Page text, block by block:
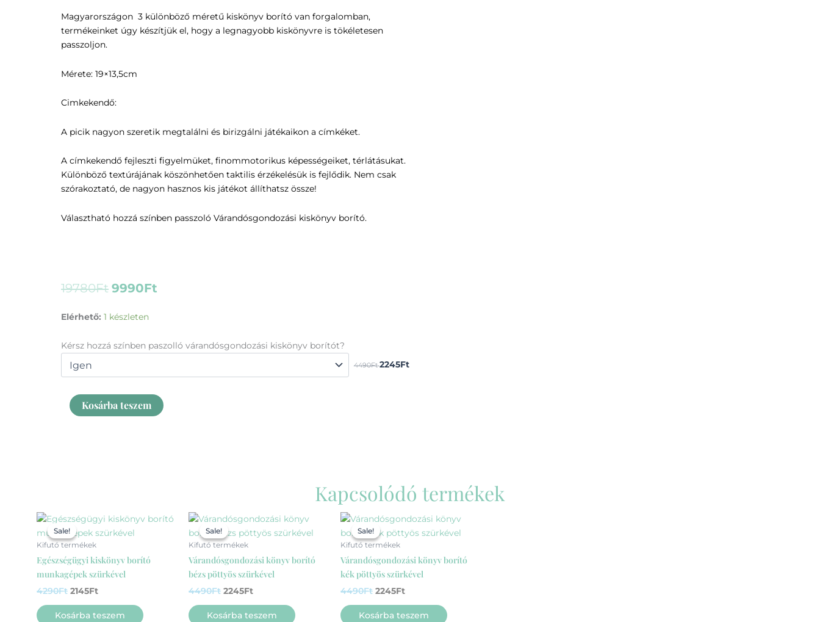
Magyarországon 3 különböző méretű kiskönyv borító van forgalomban,
termékeinket úgy készítjük el, hogy a legnagyobb kiskönyvre is tökéletesen
passzoljon.
Mérete: 19×13,5cm
Cimkekendő:
A picik nagyon szeretik megtalálni és birizgálni játékaikon a címkéket.
A címkekendő fejleszti figyelmüket, finommotorikus képességeiket, térlátásukat.
Különböző textúrájának köszönhetően taktilis érzékelésük is fejlődik. Nem csak
szórakoztató, de nagyon hasznos kis játékot állíthatsz össze!
Választható hozzá színben passzoló Várandósgondozási kiskönyv borító.
19780Ft Original
was:
9990Ft
Elérhető: 1 készleten
Kérsz hozzá színben paszolló várandósgondozási kiskönyv borítót?
4490Ft 2245Ft
Mini
csomag
vonatos
mennyiség
Kosárba teszem
Kapcsolódó termékek
Sale!
Sale!
Kifutó termékek
Egészségügyi kiskönyv borító
munkagépek szürkével
4290Ft
Original
price
was:
4290Ft.
2145Ft
Current
price
is:
Kosárba teszem
Sale!
Sale!
Kifutó termékek
Várandósgondozási könyv borító
bézs pöttyös szürkével
4490Ft
Original
was:
4490Ft.
2245Ft
Current
price
is:
Kosárba teszem
Sale!
Sale!
Kifutó termékek
Várandósgondozási könyv borító
kék pöttyös szürkével
4490Ft
Original
price
was:
4490Ft.
2245Ft
Current
price
is:
Kosárba teszem